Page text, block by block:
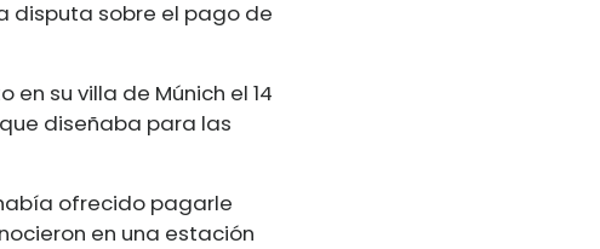
disputa sobre el pago de
su villa de Múnich el 14
diseñaba para las
ofrecido pagarle
en una estación